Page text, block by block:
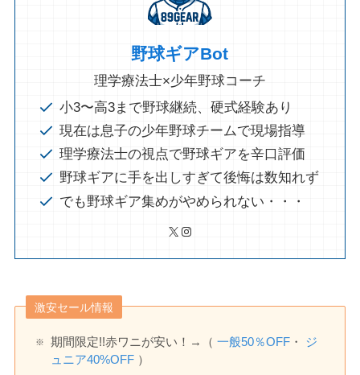
野球ギアBot
理学療法士×少年野球コーチ
小3〜高3まで野球継続、硬式経験あり
現在は息子の少年野球チームで現場指導
理学療法士の視点で野球ギアを辛口評価
野球ギアに手を出しすぎて後悔は数知れず
でも野球ギア集めがやめられない・・・
X Instagram
激安セール情報
期間限定!!赤ワニが安い！→（一般50％OFF ・ ジ
ュニア40%OFF ）